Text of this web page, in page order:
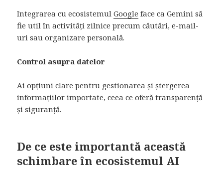
Integrarea cu ecosistemulGoogle face ca Gemini să
fie util în activități zilnice precum căutări, e-mail-
uri sau organizare personală.
Control asupra datelor
Ai opțiuni clare pentru gestionarea și ștergerea
informațiilor importate, ceea ce oferă transparență
și siguranță.
De ce este importantă această
schimbare în ecosistemul AI